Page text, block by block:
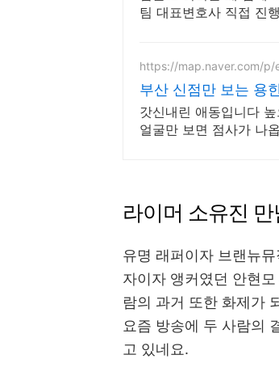
팀 대표변호사 직접 진
https://map.naver.com/
부산 신점만 보는 용
갓신내린 애동입니다
얼굴만 보면 점사가 나
라이머 소유진
유명 래퍼이자 브랜뉴
자이자 앵커였던 안현
람의 과거 또한 화제가
요즘 방송에 두 사람의
고 있네요.